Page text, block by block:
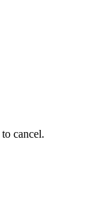
to cancel.